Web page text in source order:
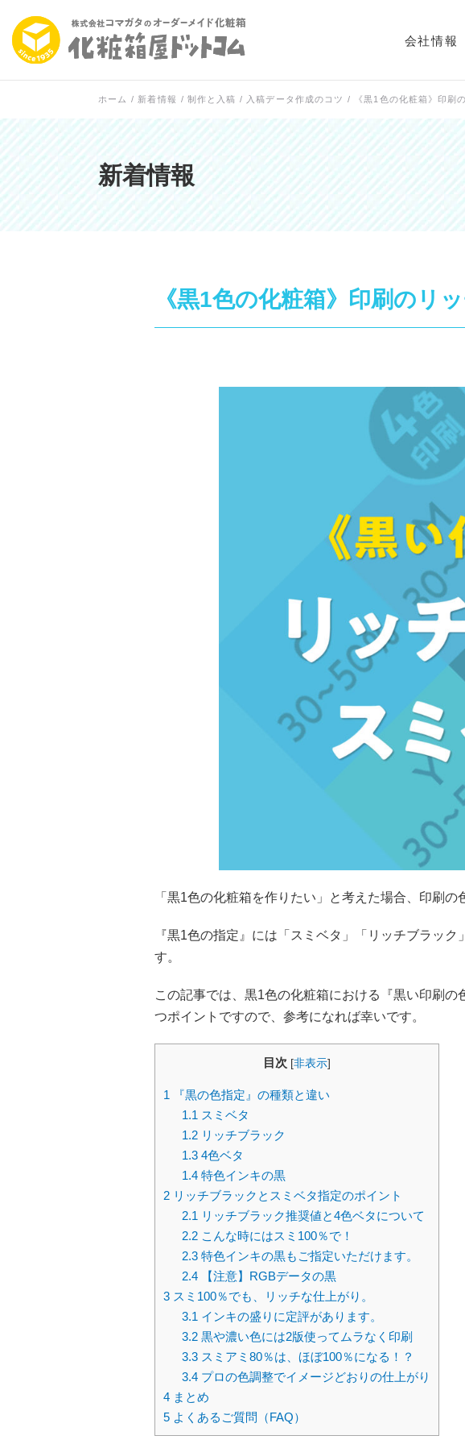
会社情報
初めて
会社概
当社が
工場案内
ホーム / 新着情報 / 制作と入稿 / 入稿データ作成のコツ / 《黒1色の化粧箱》印刷
新着情報
《黒1色の化粧箱》印刷のリ
「黒1色の化粧箱を作りたい」と考えた場合、印刷
『黒1色の指定』には「スミベタ」「リッチブラッ
す。
この記事では、黒1色の化粧箱における『黒い印刷
つポイントですので、参考になれば幸いです。
目次 [非表示]
1 『黒の色指定』の種類と違い
1.1 スミベタ
1.2リッチブラック
1.34色ベタ
1.4特色インキの黒
2 リッチブラックとスミベタ指定のポイント
2.1 リッチブラック推奨値と4色ベタについて
2.2こんな時にはスミ100％で！
2.3特色インキの黒もご指定いただけます。
2.4【注意】RGBデータの黒
3 スミ100％でも、リッチな仕上がり。
3.1 インキの盛りに定評があります。
3.2黒や濃い色には2版使ってムラなく印刷
3.3スミアミ80％は、ほぼ100％になる！？
3.4プロの色調整でイメージどおりの仕上がり
4 まとめ
5 よくあるご質問（FAQ）